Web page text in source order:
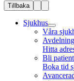
Tillbaka
Sjukhus
Våra
Hitta
Bli
Boka tid